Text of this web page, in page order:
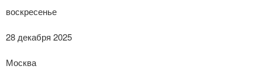
воскресенье
28 декабря 2025
Москва